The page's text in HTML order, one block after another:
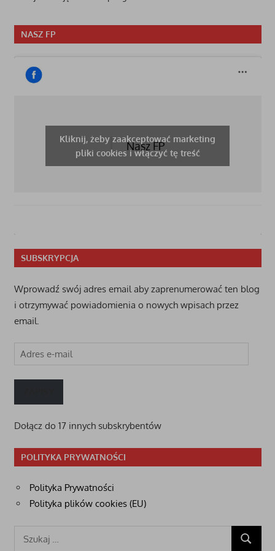
NASZ FP
Nasz FP
Kliknij, żeby zaakceptować marketing
pliki cookies i włączyć tę treść
SUBSKRYPCJA
Wprowadź swój adres email aby zaprenumerować ten blog
i otrzymywać powiadomienia o nowych wpisach przez
email.
Adres
mail
Dołącz do 17 innych subskrybentów
POLITYKA PRYWATNOŚCI
Polityka Prywatności
Polityka plików cookies (EU)
SZUKAJ